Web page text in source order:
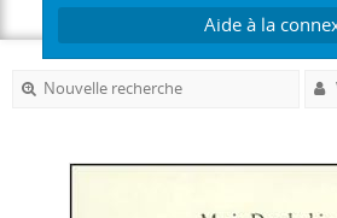
Aide à la
Nouvelle recherche